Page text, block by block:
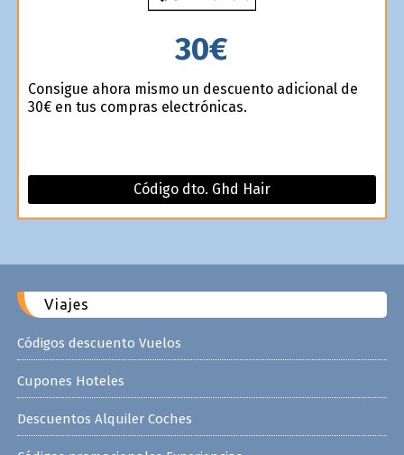
30€
Consigue ahora mismo un descuento adicional de
30€ en tus compras electrónicas.
Código dto. Ghd Hair
Viajes
Códigos descuento Vuelos
Cupones Hoteles
Descuentos Alquiler Coches